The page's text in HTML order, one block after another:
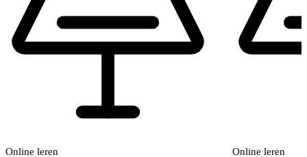
Online leren Online leren